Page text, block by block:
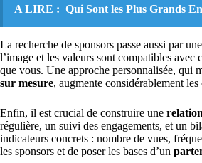
A LIRE : Qui Sont les Plus Grands
La recherche de sponsors passe aussi par une
l’image et les valeurs sont compatibles avec
que vous. Une approche personnalisée, qui
sur mesure, augmente considérablement les
Enfin, il est crucial de construire une
régulière, un suivi des engagements, et un
indicateurs concrets : nombre de vues,
les sponsors et de poser les bases d’un